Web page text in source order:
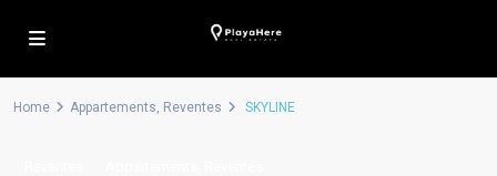
Home Appartements, Reventes SKYLINE